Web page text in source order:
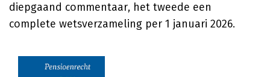
diepgaand commentaar, het tweede een
complete wetsverzameling per 1 januari 2026.